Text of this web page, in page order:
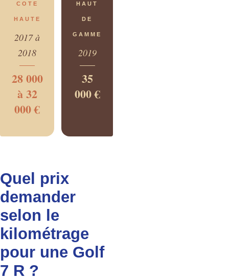
COTE
HAUTE
2017 à
2018
28 000
à 32
000 €
HAUT
DE
GAMME
2019
35
000 €
Quel prix
demander
selon le
kilométrage
pour une Golf
7 R ?